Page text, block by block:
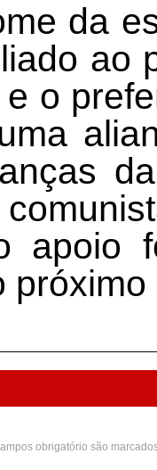
da
ao
o
apoio
obrigatório são